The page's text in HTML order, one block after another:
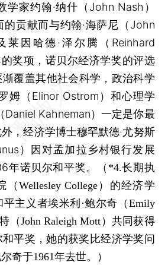
家约翰·纳什（John Nash）
的贡献而与约翰·海萨尼（John
莱因哈德·泽尔腾（Reinhard
奖项，诺贝尔经济学奖的评选
覆盖其他社会科学，政治科学
姆（Elinor Ostrom）和心理学
Daniel Kahneman）一定是你最
，经济学博士穆罕默德·尤努斯
）因对孟加拉乡村银行发展
年诺贝尔和平奖。
（*4.长期执
Wellesley College）的经济学
主义者埃米利·鲍尔奇（Emily
（John Raleigh Mott）共同获得
和平奖，她的获奖比经济学奖问
奇于1961年去世。）